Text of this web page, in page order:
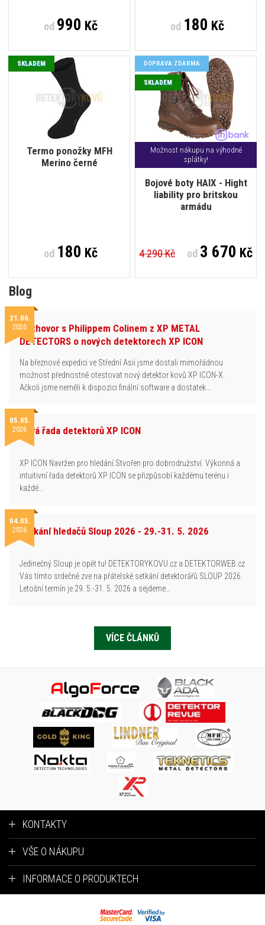
od990 Kč od180 Kč
Termo ponožky MFH
Merino černé
SKLADEM
od180 Kč
Možnost nákupu na výhodné
splátky!
Bojové boty HAIX - Hight
liability pro britskou
armádu
DOPRAVA ZDARMA
SKLADEM
4 290 Kč od3 670 Kč
Blog
21.06.
2026Rozhovor s Philippem Colinem z XP METAL
DETECTORS o nových detektorech XP ICON
Na březnové expedici ve Střední Asii jsme dostali mimořádnou
možnost přednostně otestovat nový detektor kovů XP ICON-X.
Ačkoli jsme neměli k dispozici finální software a dostatek…
05.05.
2026Nová řada detektorů XP ICON
XP ICON Navržen pro hledání.Stvořen pro dobrodružství. Výkonná a
intuitivní řada detektorů XP ICON se přizpůsobí každému terénu i
každé…
04.05.
2026Setkání hledačů Sloup 2026 - 29.-31. 5. 2026
Jedinečný Sloup je opět tu! DETEKTORYKOVU.cz a DETEKTORWEB.cz
Vás tímto srdečně zve na přátelské setkání detektorářů SLOUP 2026.
Letošní termín je 29. 5.-31. 5. 2026 a sejdeme…
VÍCE ČLÁNKŮ
KONTAKTY
VŠE O NÁKUPU
INFORMACE O PRODUKTECH